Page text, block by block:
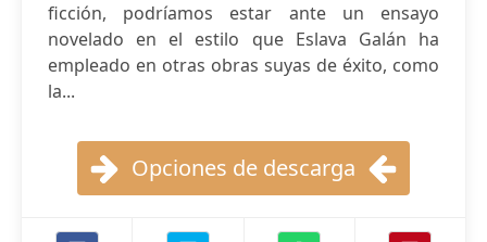
ficción, podríamos estar ante un ensayo
novelado en el estilo que Eslava Galán ha
empleado en otras obras suyas de éxito, como
la...
Opciones de descarga